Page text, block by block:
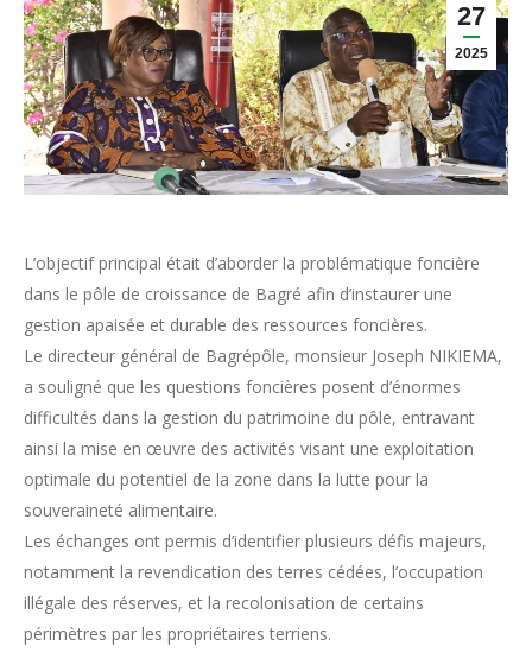
27
2025
L’objectif principal était d’aborder la problématique foncière
dans le pôle de croissance de Bagré afin d’instaurer une
gestion apaisée et durable des ressources foncières.
Le directeur général de Bagrépôle, monsieur Joseph NIKIEMA,
a souligné que les questions foncières posent d’énormes
difficultés dans la gestion du patrimoine du pôle, entravant
ainsi la mise en œuvre des activités visant une exploitation
optimale du potentiel de la zone dans la lutte pour la
souveraineté alimentaire.
Les échanges ont permis d’identifier plusieurs défis majeurs,
notamment la revendication des terres cédées, l’occupation
illégale des réserves, et la recolonisation de certains
périmètres par les propriétaires terriens.